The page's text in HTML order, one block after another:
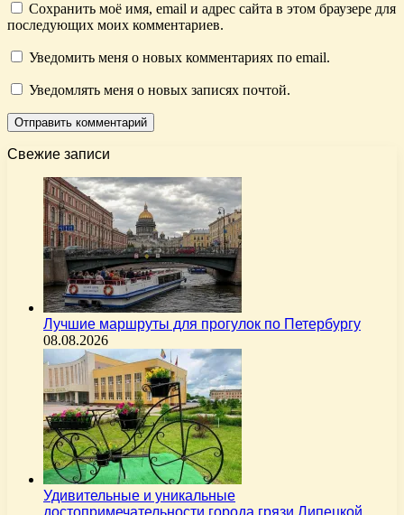
Сохранить моё имя, email и адрес сайта в этом браузере для
последующих моих комментариев.
Уведомить меня о новых комментариях по email.
Уведомлять меня о новых записях почтой.
Свежие записи
Лучшие маршруты для прогулок по Петербургу
08.08.2026
Удивительные и уникальные